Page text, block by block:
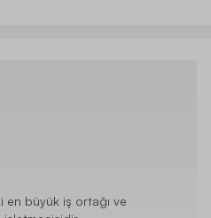
en büyük iş ortağı ve